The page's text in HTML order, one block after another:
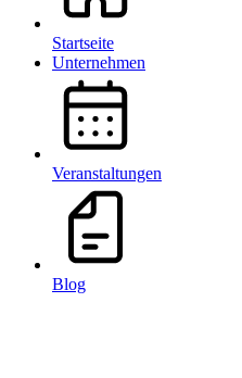
Startseite
Unternehmen
Veranstaltungen
Blog